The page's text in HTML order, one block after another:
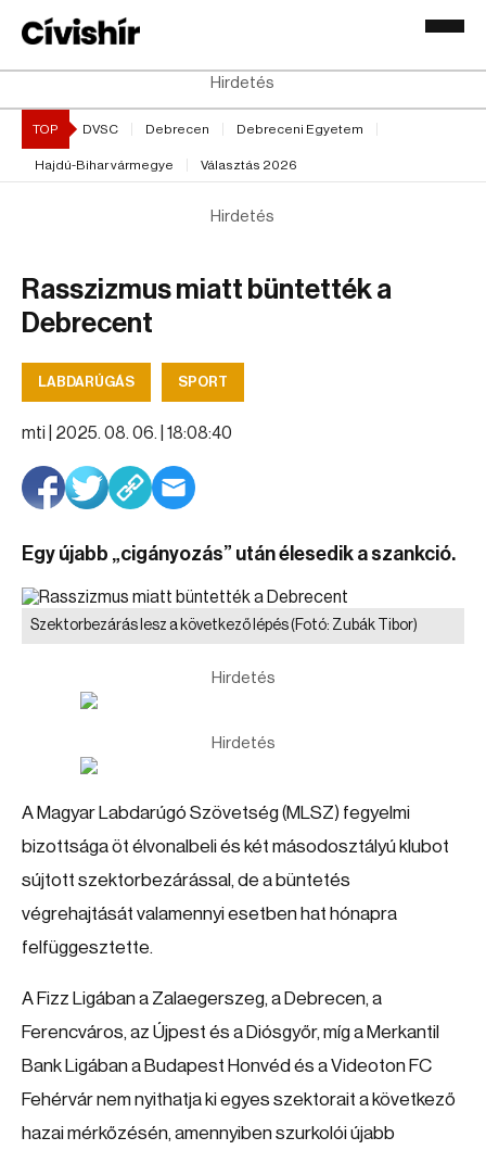
Hirdetés
TOP DVSC Debrecen Debreceni Egyetem
Hajdú-Bihar vármegye Választás 2026
Hirdetés
Rasszizmus miatt büntették a
Debrecent
LABDARÚGÁS SPORT
mti | 2025. 08. 06. | 18:08:40
Egy újabb „cigányozás” után élesedik a szankció.
Szektorbezárás lesz a következő lépés(Fotó: Zubák Tibor)
Hirdetés
Hirdetés
A Magyar Labdarúgó Szövetség (MLSZ) fegyelmi
bizottsága öt élvonalbeli és két másodosztályú klubot
sújtott szektorbezárással, de a büntetés
végrehajtását valamennyi esetben hat hónapra
felfüggesztette.
A Fizz Ligában a Zalaegerszeg, a Debrecen, a
Ferencváros, az Újpest és a Diósgyőr, míg a Merkantil
Bank Ligában a Budapest Honvéd és a Videoton FC
Fehérvár nem nyithatja ki egyes szektorait a következő
hazai mérkőzésén, amennyiben szurkolói újabb